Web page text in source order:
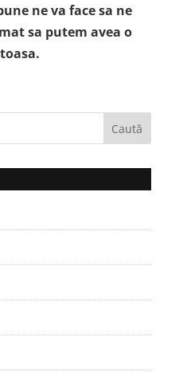
ne va face sa ne
sa putem avea o